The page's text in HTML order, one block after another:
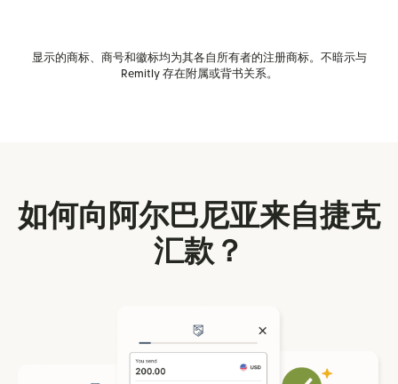
显示的商标、商号和徽标均为其各自所有者的注册商标。不暗示与
Remitly 存在附属或背书关系。
如何向阿尔巴尼亚来自捷克
汇款？